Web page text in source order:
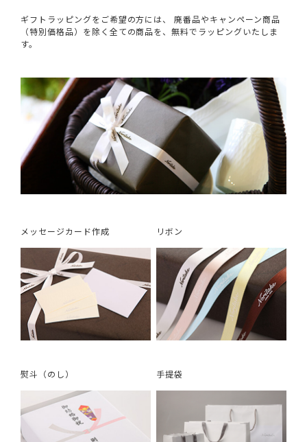
ギフトラッピングをご希望の方には、 廃番品やキャンペーン商品
（特別価格品）を除く全ての商品を、無料でラッピングいたしま
す。
メッセージカード作成 リボン
熨斗（のし） 手提袋